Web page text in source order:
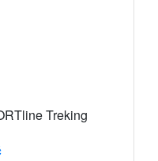
Treking